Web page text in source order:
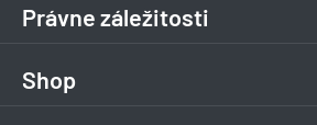
Právne záležitosti
Shop